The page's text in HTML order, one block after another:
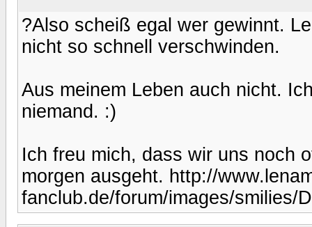
?Also scheiß egal wer gewinnt.
nicht so schnell verschwinden.
Aus meinem Leben auch nicht.
niemand. :)
Ich freu mich, dass wir uns noch
morgen ausgeht. http://
fanclub.de/forum/images/smilies/